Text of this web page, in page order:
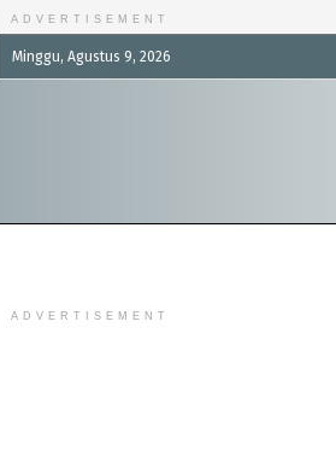
ADVERTISEMENT
Minggu, Agustus 9, 2026
ADVERTISEMENT